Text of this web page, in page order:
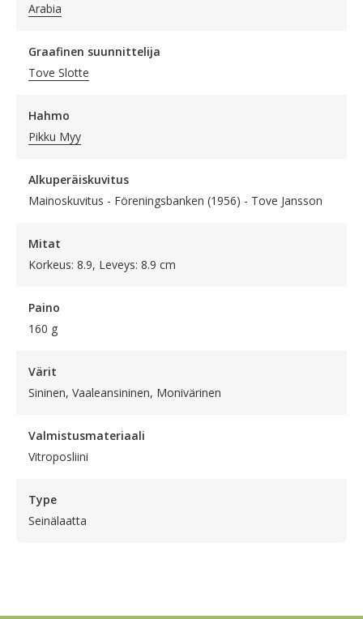
Arabia
Graafinen suunnittelija
Tove Slotte
Hahmo
Pikku Myy
Alkuperäiskuvitus
Mainoskuvitus - Föreningsbanken (1956) - Tove Jansson
Mitat
Korkeus: 8.9, Leveys: 8.9 cm
Paino
160 g
Värit
Sininen, Vaaleansininen, Monivärinen
Valmistusmateriaali
Vitroposliini
Type
Seinälaatta